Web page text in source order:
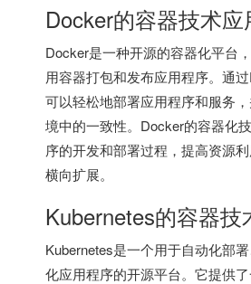
Docker的容器技术应
Docker是一种开源的容器化平台
用容器打包和发布应用程序。通
可以轻松地部署应用程序和服务
境中的一致性。Docker的容器化
序的开发和部署过程，提高资源
横向扩展。
Kubernetes的容器技
Kubernetes是一个用于自动化部
化应用程序的开源平台。它提供